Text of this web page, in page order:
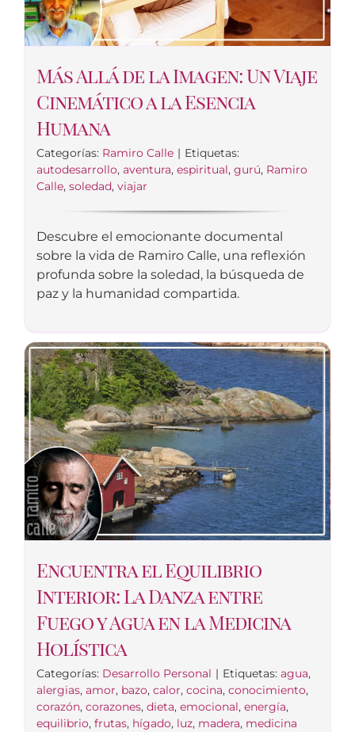
Más Allá de la Imagen: Un Viaje
Cinemático a la Esencia
Humana
Categorías: Ramiro Calle | Etiquetas:
autodesarrollo, aventura, espiritual, gurú, Ramiro
Calle, soledad, viajar
Descubre el emocionante documental
sobre la vida de Ramiro Calle, una reflexión
profunda sobre la soledad, la búsqueda de
paz y la humanidad compartida.
Encuentra el Equilibrio
Interior: La Danza entre
Fuego y Agua en la Medicina
Holística
Categorías: Desarrollo Personal | Etiquetas: agua,
alergias, amor, bazo, calor, cocina, conocimiento,
corazón, corazones, dieta, emocional, energía,
equilibrio, frutas, hígado, luz, madera, medicina